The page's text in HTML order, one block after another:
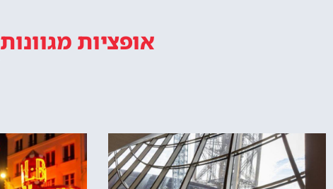
אופציות מגוונות